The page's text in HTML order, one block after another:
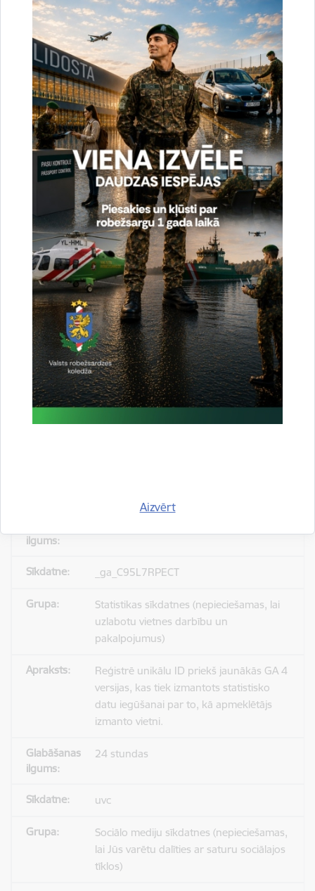
Aizvērt
uzlabotu vietnes darbību un
pakalpojumus)
Reģistrē unikālu ID, kas tiek izmantots
statistisko datu iegūšanai par to, kā
apmeklētājs izmanto vietni.
2 gadi
_gat
Statistikas sīkdatnes (nepieciešamas, lai
uzlabotu vietnes darbību un
pakalpojumus)
Izmanto Google Analytics, lai samazinātu
pieprasījuma līmeni.
1 minūte
_gid
Statistikas sīkdatnes (nepieciešamas, lai
uzlabotu vietnes darbību un
pakalpojumus)
_ga_C95L7RPECT
Statistikas sīkdatnes (nepieciešamas, lai
uzlabotu vietnes darbību un
pakalpojumus)
Reģistrē unikālu ID priekš jaunākās GA 4
versijas, kas tiek izmantots statistisko
datu iegūšanai par to, kā apmeklētājs
izmanto vietni.
24 stundas
uvc
Sociālo mediju sīkdatnes (nepieciešamas,
lai Jūs varētu dalīties ar saturu sociālajos
tīklos)